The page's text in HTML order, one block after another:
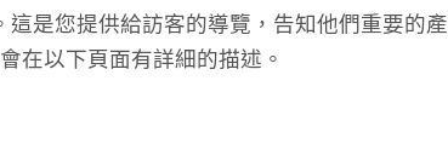
這是您提供給訪客的導覽，告知他們重要的產
在以下頁面有詳細的描述。